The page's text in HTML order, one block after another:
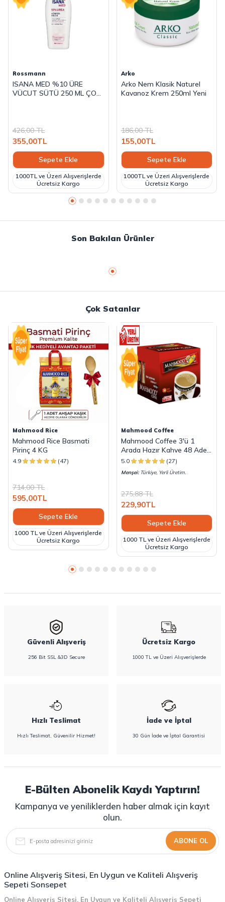
Rossmann
ISANA MED %10 ÜRE
VÜCUT SÜTÜ 250 ML ÇOK
426,00TL
355,00TL
Sepete Ekle
1000TL ve Üzeri Alışverişlerde
Ücretsiz Kargo
Arko
Arko Nem Klasik Naturel
Kavanoz Krem 250ml Yeni
186,00TL
155,00TL
Sepete Ekle
1000TL ve Üzeri Alışverişlerde
Ücretsiz Kargo
Son Bakılan Ürünler
Çok Satanlar
Mahmood Rice
Mahmood Rice Basmati
Pirinç 4 KG
4.9 (47)
714,00TL
595,00TL
Sepete Ekle
1000 TL ve Üzeri Alışverişlerde
Ücretsiz Kargo
Mahmood Coffee
Mahmood Coffee 3'ü 1
Arada Hazır Kahve 48 Adet
x 18 G
5.0 (27)
Menşei:Türkiye, Yerli Üretim.
275,88TL
229,90TL
Sepete Ekle
1000 TL ve Üzeri Alışverişlerde
Ücretsiz Kargo
Güvenli Alışveriş
256 Bit SSL &3D Secure
Ücretsiz Kargo
1000 TL ve Üzeri Alışverişlerde
Hızlı Teslimat
Hızlı Teslimat, Güvenilir Hizmet!
İade ve İptal
30 Gün İade ve İptal Garantisi
E-Bülten Abonelik Kaydı Yaptırın!
Kampanya ve yeniliklerden haber almak için kayıt
olun.
ABONE OL
Online Alışveriş Sitesi, En Uygun ve Kaliteli Alışveriş
Sepeti Sonsepet
Online Alışveriş Sitesi, En Uygun ve Kaliteli Alışveriş Sepeti